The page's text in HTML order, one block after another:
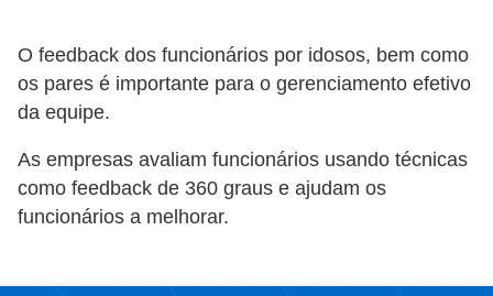
O feedback dos funcionários por idosos, bem como
os pares é importante para o gerenciamento efetivo
da equipe.
As empresas avaliam funcionários usando técnicas
como feedback de 360 ​​graus e ajudam os
funcionários a melhorar.
h
i
t
a
e